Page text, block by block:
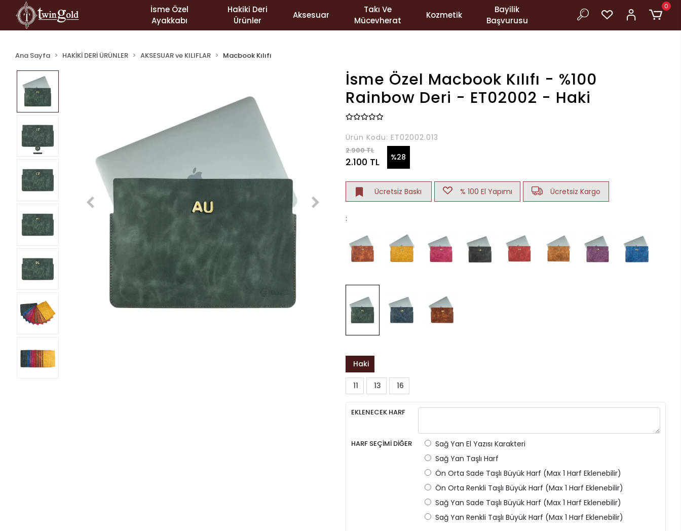
İsme Özel
Ayakkabı
Hakiki Deri
Ürünler
Aksesuar
Takı Ve
Mücevherat
Kozmetik
Bayilik
Başvurusu
0
Ana Sayfa HAKİKİ DERİ ÜRÜNLER AKSESUAR ve KILIFLAR Macbook Kılıfı
İsme Özel Macbook Kılıfı - %100
Rainbow Deri - ET02002 - Haki
Ürün Kodu: ET02002.013
2.900 TL
2.100 TL %28
Ücretsiz Baskı % 100 El Yapımı Ücretsiz Kargo
:
Haki
11 13 16
EKLENECEK HARF
HARF SEÇİMİ DİĞER
Sağ Yan El Yazısı Karakteri
Sağ Yan Taşlı Harf
Ön Orta Sade Taşlı Büyük Harf (Max 1 Harf Eklenebilir)
Ön Orta Renkli Taşlı Büyük Harf (Max 1 Harf Eklenebilir)
Sağ Yan Sade Taşlı Büyük Harf (Max 1 Harf Eklenebilir)
Sağ Yan Renkli Taşlı Büyük Harf (Max 1 Harf Eklenebilir)